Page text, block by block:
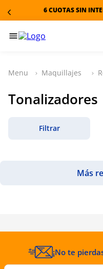
6 CUOTAS SIN
Maquillajes
Tonalizadores
Filtrar
¡No te